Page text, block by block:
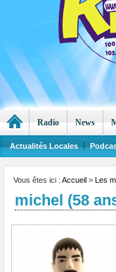
Vous êtes ici : Accueil > Les
michel (58
Radio News
Actualités Locales